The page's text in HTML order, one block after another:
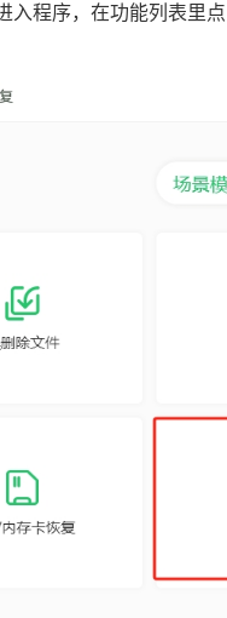
入程序，在功能列表里